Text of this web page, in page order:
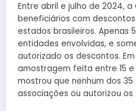
Entre abril e julho de 2024, a
beneficiários com
estados brasileiros. Apenas
entidades envolvidas, e
autorizado os descontos.
amostragem feita entre 15
mostrou que nenhum dos
associações ou autorizou os